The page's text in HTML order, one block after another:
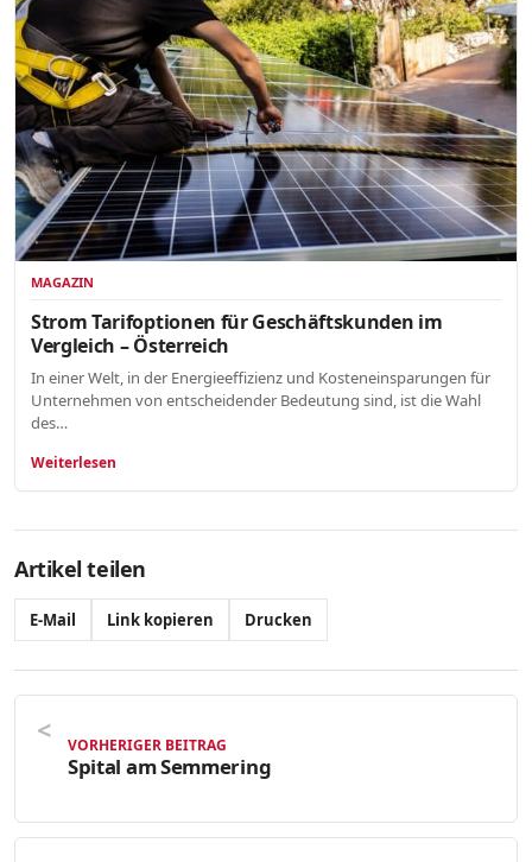
MAGAZIN
Strom Tarifoptionen für Geschäftskunden im
Vergleich – Österreich
In einer Welt, in der Energieeffizienz und Kosteneinsparungen für
Unternehmen von entscheidender Bedeutung sind, ist die Wahl
des…
Weiterlesen
Artikel teilen
E-Mail Link kopieren Drucken
VORHERIGER BEITRAG
Spital am Semmering